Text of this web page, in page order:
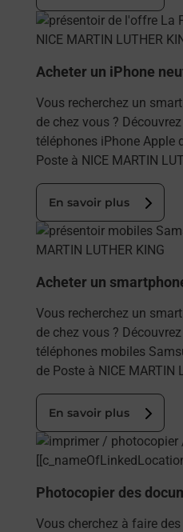
En savoir plus
Acheter un iPhone
Vous recherchez un
de chez vous ?
téléphones iPhone Apple
Poste à NICE MARTIN
En savoir plus
En savoir plus
Acheter un
Vous recherchez un
de chez vous ?
téléphones mobiles
de Poste à NICE MARTIN
En savoir plus
En savoir plus
Photocopier des
Vous cherchez à faire